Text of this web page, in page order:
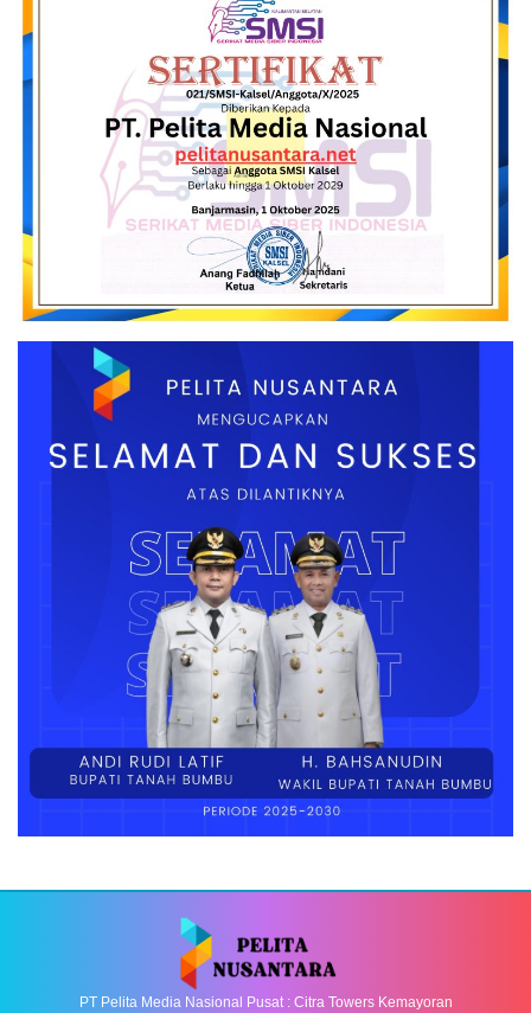
PT Pelita Media Nasional Pusat : Citra Towers Kemayoran